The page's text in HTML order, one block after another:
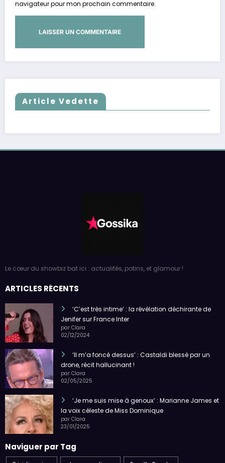
navigateur pour mon prochain commentaire.
Article Vedette
Le cœur du showbiz bat ici : actualités, potins, et glamour !
ARTICLES RÉCENTS
‘C’est très intime’ : la révélation déchirante de
Jenifer sur France Inter
par Clara
02/12/2024
‘Il m’a foncé dessus’ : Castaldi blessé par un
drone, récit hallucinant !
par Clara
02/05/2025
‘Je me suis mise à genoux’ : Marianne James et
la voix céleste de Miss Dominique
par Clara
23/01/2025
Naviguer par Tag